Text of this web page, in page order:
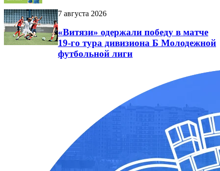
7 августа 2026
«Витязи» одержали победу в матче
19-го тура дивизиона Б Молодежной
футбольной лиги